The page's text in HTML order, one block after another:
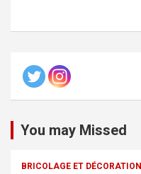
You may Missed
BRICOLAGE ET DÉCORATION